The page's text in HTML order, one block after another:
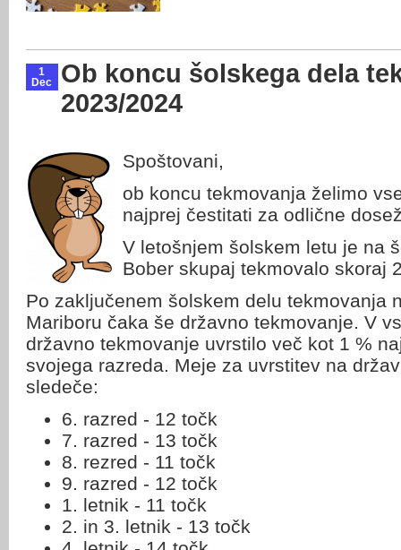
1
Dec
Ob koncu šolskega dela
2023/2024
Spoštovani,
ob koncu tekmovanja želimo
najprej čestitati za odlične
V letošnjem šolskem letu je na
Bober skupaj tekmovalo skoraj
Po zaključenem šolskem delu tekmovanja
Mariboru čaka še državno tekmovanje. V
državno tekmovanje uvrstilo več kot 1 %
svojega razreda. Meje za uvrstitev na
sledeče:
6. razred - 12 točk
7. razred - 13 točk
8. rezred - 11 točk
9. razred - 12 točk
1. letnik - 11 točk
2. in 3. letnik - 13 točk